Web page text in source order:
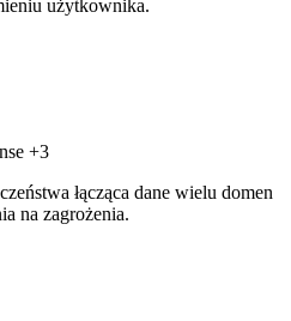
użytkownika.
+3
łącząca dane wielu domen
na zagrożenia.